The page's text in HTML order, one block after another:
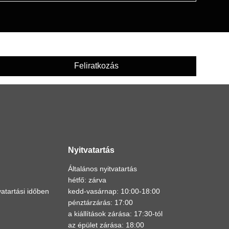
Feliratkozás
időben
Nyitvatartás
Általános nyitvatartás
hétfő: zárva
kedd-vasárnap: 10:00-18:00
pénztárzárás: 17:00
a kiállítások zárása: 17:30-tól
az épület zárása: 18:00